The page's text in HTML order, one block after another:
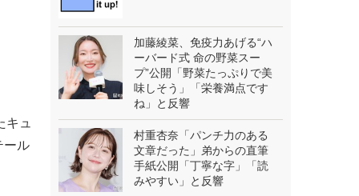
ュ
ール
加藤綾菜、免疫力あげる“ハ
ーバード式 命の野菜スー
プ”公開「野菜たっぷりで美
味しそう」「栄養満点です
ね」と反響
村重杏奈「パンチ力のある
文章だった」弟からの直筆
手紙公開「丁寧な字」「読
みやすい」と反響